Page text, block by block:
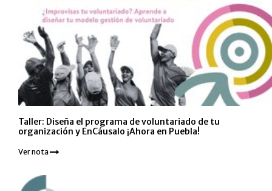
Taller: Diseña el programa de voluntariado de tu
organización y EnCáusalo ¡Ahora en Puebla!
Ver nota